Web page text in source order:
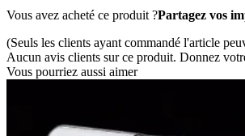
Vous avez acheté ce produit ?Partagez vos
(Seuls les clients ayant commandé l'article
Aucun avis clients sur ce produit. Donnez
Vous pourriez aussi aimer